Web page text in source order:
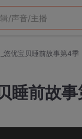
悠优宝贝睡前故事第4季
睡前故